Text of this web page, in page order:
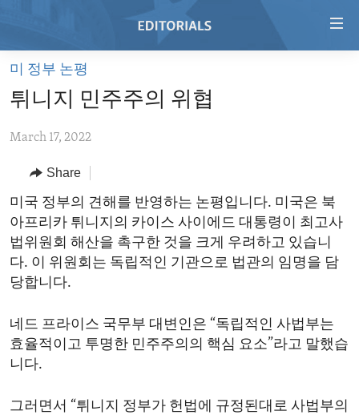
Skip
main
Skip
Navigation
Skip
Search
HOME
VIDEO
RADIO
REGIONS
AFRICA
AMERICAS
ASIA
EUROPE
MIDDLE EAST
TOPICS
HUMAN RIGHTS
SECURITY AND DEFENSE
AID AND DEVELOPMENT
DEMOCRACY AND GOVERNANCE
ECONOMY AND TRADE
ENVIRONMENT AND HEALTH
IDEALS AND INSTITUTIONS
ARCHIVE
ABOUT US
미 정부 논평
튀니지 민주주의 위협
March 17, 2022
Share
미국 정부의 견해를 반영하는 논평입니다. 미국은 북
아프리카 튀니지의 카이스 사이에드 대통령이 최고사
법위원회 해산을 촉구한 것을 크게 우려하고 있습니
다. 이 위원회는 독립적인 기관으로 법관의 임명을 담
당합니다.
네드 프라이스 국무부 대변인은 “독립적인 사법부는
효율적이고 투명한 민주주의의 핵심 요소”라고 말했습
니다.
그러면서 “튀니지 정부가 헌법에 규정된대로 사법부의